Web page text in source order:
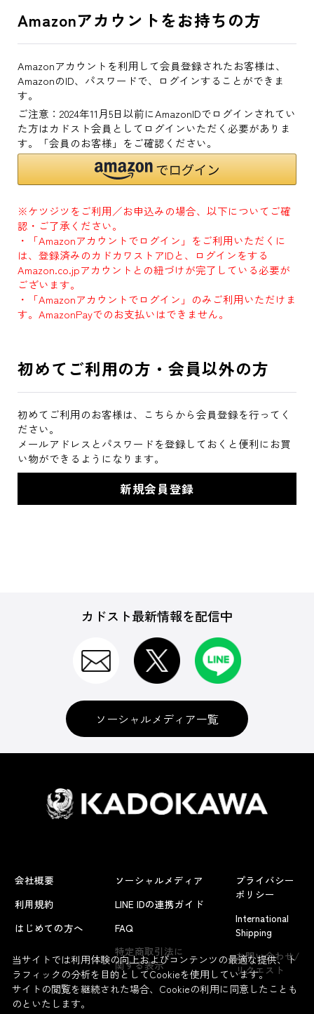
Amazonアカウントをお持ちの方
Amazonアカウントを利用して会員登録されたお客様は、
AmazonのID、パスワードで、ログインすることができま
す。
ご注意：2024年11月5日以前にAmazonIDでログインされてい
た方はカドスト会員としてログインいただく必要がありま
す。「会員のお客様」をご確認ください。
※ケツジツをご利用／お申込みの場合、以下についてご確
認・ご了承ください。
・「Amazonアカウントでログイン」をご利用いただくに
は、登録済みのカドカワストアIDと、ログインをする
Amazon.co.jpアカウントとの紐づけが完了している必要が
ございます。
・「Amazonアカウントでログイン」のみご利用いただけま
す。AmazonPayでのお支払いはできません。
初めてご利用の方・会員以外の方
初めてご利用のお客様は、こちらから会員登録を行ってく
ださい。
メールアドレスとパスワードを登録しておくと便利にお買
い物ができるようになります。
カドスト最新情報を配信中
ソーシャルメディア一覧
会社概要
利用規約
はじめての方へ
ソーシャルメディア
LINE IDの連携ガイド
FAQ
特定商取引法に
関する表示
プライバシー
ポリシー
International
Shipping
お問い合わせ/
リクエスト
当サイトでは利用体験の向上およびコンテンツの最適な提供、ト
ラフィックの分析を目的としてCookieを使用しています。
サイトの閲覧を継続された場合、Cookieの利用に同意したことも
のといたします。